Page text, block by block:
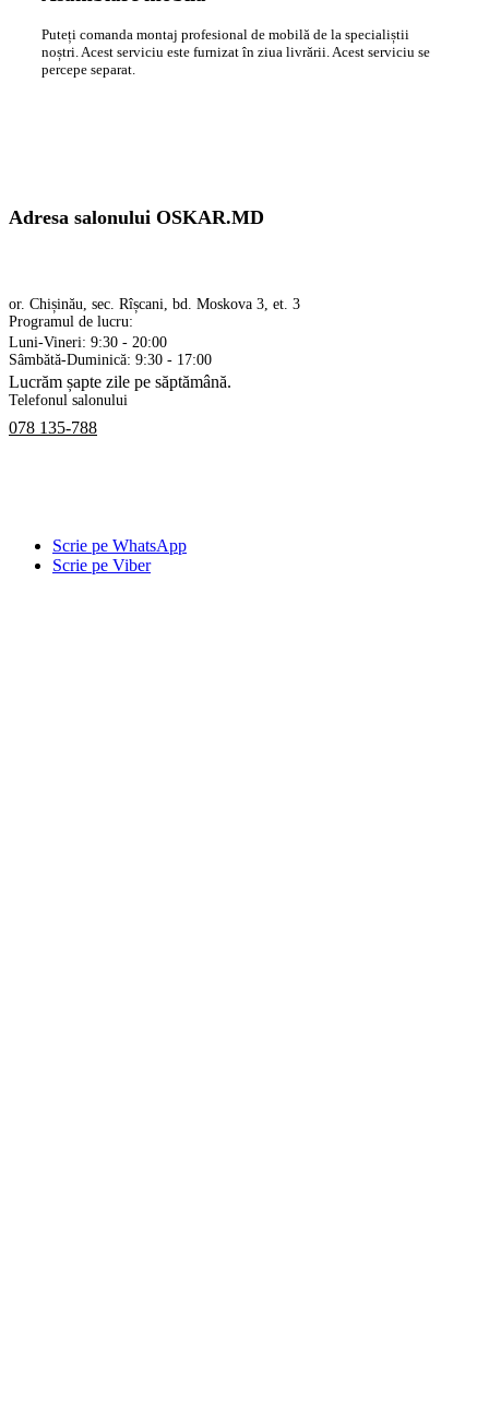
Puteți comanda montaj profesional de mobilă de la specialiștii
noștri. Acest serviciu este furnizat în ziua livrării. Acest serviciu se
percepe separat.
Adresa salonului OSKAR.MD
or. Chișinău, sec. Rîșcani, bd. Moskova 3, et. 3
Programul de lucru:
Luni-Vineri: 9:30 - 20:00
Sâmbătă-Duminică: 9:30 - 17:00
Lucrăm șapte zile pe săptămână.
Telefonul salonului
078 135-788
Scrie pe WhatsApp
Scrie pe Viber